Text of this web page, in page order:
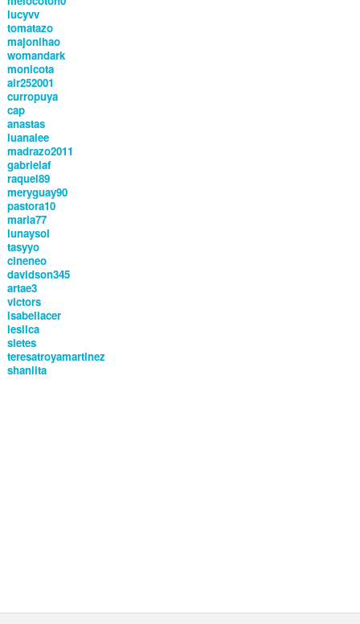
lucyvv
tomatazo
majonihao
womandark
monicota
air252001
curropuya
cap
anastas
luanalee
madrazo2011
gabrielaf
raquel89
meryguay90
pastora10
maria77
lunaysol
tasyyo
cineneo
davidson345
artae3
victors
isabellacer
lesilca
sietes
teresatroyamartinez
shaniita